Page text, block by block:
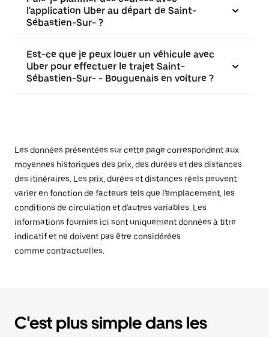
l'application Uber au départ de Saint-
Sébastien-Sur- ?
Est-ce que je peux louer un véhicule avec
Uber pour effectuer le trajet Saint-
Sébastien-Sur- - Bouguenais en voiture ?
Les données présentées sur cette page correspondent aux
moyennes historiques des prix, des durées et des distances
des itinéraires. Les prix, durées et distances réels peuvent
varier en fonction de facteurs tels que l'emplacement, les
conditions de circulation et d'autres variables. Les
informations fournies ici sont uniquement données à titre
indicatif et ne doivent pas être considérées
comme contractuelles.
C'est plus simple dans les